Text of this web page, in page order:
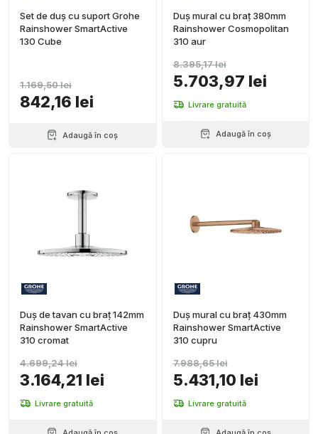
Set de duș cu suport Grohe
Rainshower SmartActive
130 Cube
842,16 lei
1.169,50 lei
Adaugă în coș
Duș mural cu braț 380mm
Rainshower Cosmopolitan
310 aur
5.703,97 lei
8.395,17 lei
Livrare gratuită
Adaugă în coș
Duș de tavan cu braț 142mm
Rainshower SmartActive
310 cromat
3.164,21 lei
4.699,24 lei
Livrare gratuită
Duș mural cu braț 430mm
Rainshower SmartActive
310 cupru
5.431,10 lei
7.988,65 lei
Livrare gratuită